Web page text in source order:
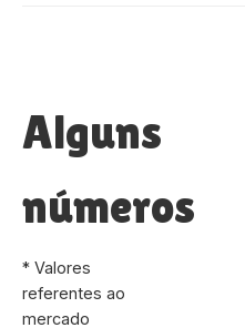
Alguns
números
* Valores
referentes ao
mercado